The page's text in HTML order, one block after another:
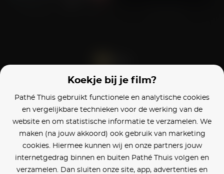
Koekje bij je film?
Pathé Thuis gebruikt functionele en analytische cookies
en vergelijkbare technieken voor de werking van de
website en om statistische informatie te verzamelen. We
maken (na jouw akkoord) ook gebruik van marketing
cookies. Hiermee kunnen wij en onze partners jouw
internetgedrag binnen en buiten Pathé Thuis volgen en
verzamelen. Dan sluiten onze site, app, advertenties en
Klantenservice
Betaalinstellingen
Cookie voorkeuren